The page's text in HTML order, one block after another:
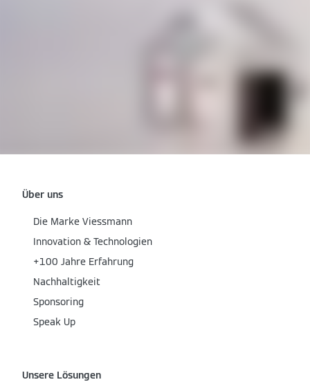
Über uns
Die Marke Viessmann
Innovation & Technologien
+100 Jahre Erfahrung
Nachhaltigkeit
Sponsoring
Speak Up
Unsere Lösungen